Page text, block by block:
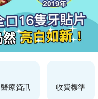
醫療資訊 收費標準